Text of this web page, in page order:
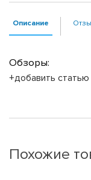
Описание
Обзоры:
+добавить
Похожие